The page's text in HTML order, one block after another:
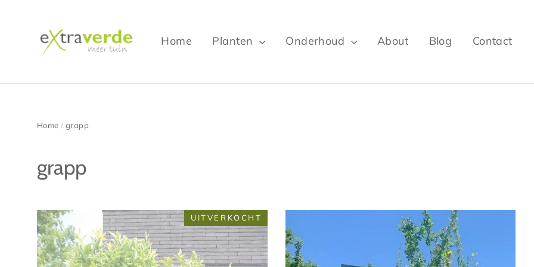
Home Planten Onderhoud About Blog Contact
Home / grapp
grapp
UITVERKOCHT